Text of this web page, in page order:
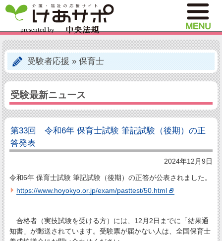
受験者応援»保育士
受験最新ニュース
第33回 令和6年 保育士試験 筆記試験（後期）の正
答発表
2024年12月9日
令和6年 保育士試験 筆記試験（後期）の正答が公表されました。
https://www.hoyokyo.or.jp/exam/pasttest/50.html
合格者（実技試験を受ける方）には、12月2日までに「結果通
知書」が郵送されています。受験票が届かない人は、全国保育士